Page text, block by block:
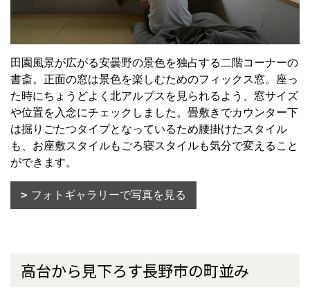
田園風景が広がる安曇野の景色を独占する二階コーナーの
書斎。正面の窓は景色を楽しむためのフィックス窓。座っ
た時にちょうどよく北アルプスを見られるよう、窓サイズ
や位置を入念にチェックしました。畳敷きでカウンター下
は掘りごたつタイプとなっているため腰掛けたスタイル
も、お座敷スタイルもごろ寝スタイルも気分で変えること
ができます。
フォトギャラリーで写真を見る
高台から見下ろす長野市の町並み